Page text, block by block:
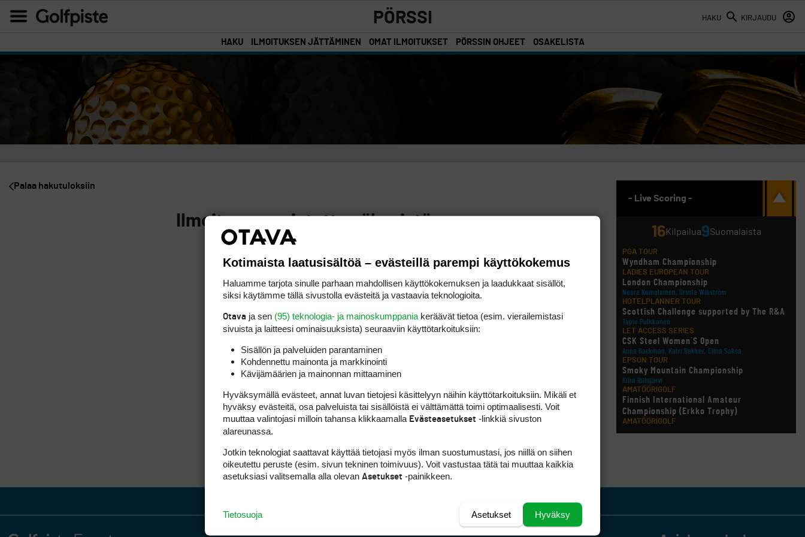
HAKU KIRJAUDU
PÖRSSI
HAKU ILMOITUKSEN JÄTTÄMINEN OMAT ILMOITUKSET PÖRSSIN OHJEET OSAKELISTA
Palaa hakutuloksiin
Ilmoitus on poistettu näkyvistä
- Live Scoring -
16Kilpailua9Suomalaista
PGA TOUR
Wyndham Championship
LADIES EUROPEAN TOUR
London Championship
Noora Komulainen, Ursula Wikström
HOTELPLANNER TOUR
Scottish Challenge supported by The R&A
Tapio Pulkkanen
LET ACCESS SERIES
CSK Steel Women´S Open
Anna Backman, Katri Bakker, Elina Saksa
EPSON TOUR
Smoky Mountain Championship
Kiira Riihijärvi
AMATÖÖRIGOLF
Finnish International Amateur
Championship (Erkko Trophy)
AMATÖÖRIGOLF
Finnish International Ladies' Amateur
AMATÖÖRIGOLF
Kotimaista laatusisältöä – evästeillä parempi käyttökokemus
Haluamme tarjota sinulle parhaan mahdollisen käyttökokemuksen ja laadukkaat sisällöt,
siksi käytämme tällä sivustolla evästeitä ja vastaavia teknologioita.
Otava ja sen (95) teknologia- ja mainoskumppania keräävät tietoa (esim. vierailemis­tasi
sivuista ja laitteesi ominaisuuk­sista) seuraaviin käyttötarkoituksiin:
Sisällön ja palveluiden parantaminen
Kohdennettu mainonta ja markkinointi
Kävijämäärien ja mainonnan mittaaminen
Hyväksymällä evästeet, annat luvan tietojesi käsittelyyn näihin käyttötarkoituksiin. Mikäli et
hyväksy evästeitä, osa palveluista tai sisällöistä ei välttämättä toimi optimaalisesti. Voit
muuttaa valintojasi milloin tahansa klikkaamalla Evästeasetukset -linkkiä sivuston
alareunassa.
Jotkin teknologiat saattavat käyttää tietojasi myös ilman suostumustasi, jos niillä on siihen
oikeutettu peruste (esim. sivun tekninen toimivuus). Voit vastustaa tätä tai muuttaa kaikkia
asetuksiasi valitsemalla alla olevan Asetukset -painikkeen.
Hyväksy
Asetukset
Tietosuoja